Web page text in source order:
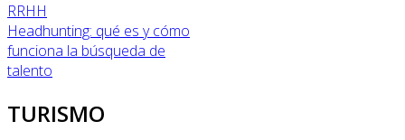
RRHH
Headhunting: qué es y cómo
funciona la búsqueda de
talento
TURISMO